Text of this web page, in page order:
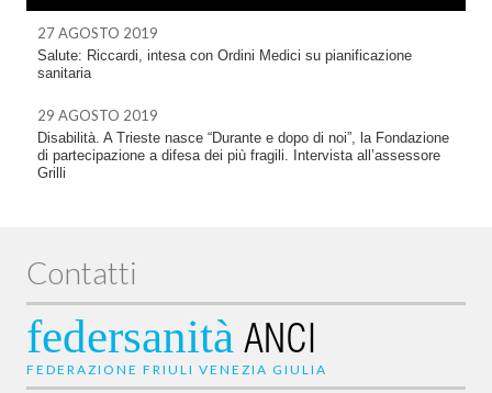
27 AGOSTO 2019
Salute: Riccardi, intesa con Ordini Medici su pianificazione
sanitaria
29 AGOSTO 2019
Disabilità. A Trieste nasce “Durante e dopo di noi”, la Fondazione
di partecipazione a difesa dei più fragili. Intervista all’assessore
Grilli
Contatti
federsanità ANCI
FEDERAZIONE FRIULI VENEZIA GIULIA